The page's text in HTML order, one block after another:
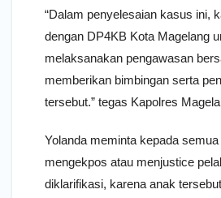
“Dalam penyelesaian kasus ini,
dengan DP4KB Kota Magelang
melaksanakan pengawasan
memberikan bimbingan serta
tersebut.” tegas Kapolres
Yolanda meminta kepada
mengekpos atau menjustice
diklarifikasi, karena anak